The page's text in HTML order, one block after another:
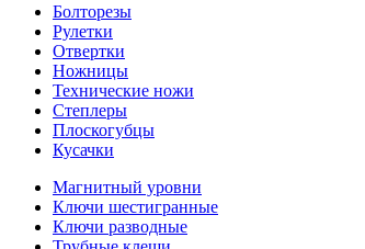
Болторезы
Рулетки
Отвертки
Ножницы
Технические ножи
Степлеры
Плоскогубцы
Кусачки
Магнитный уровни
Ключи шестигранные
Ключи разводные